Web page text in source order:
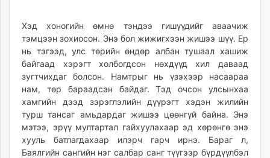
Хэд хоногийн өмнө тэндээ гишүүдийг аваачиж
тэмцээн зохиосон. Энэ бол жижигхээн жишээ шүү. Ер
нь тэгээд, улс төрийн өндөр албан тушаал хашиж
байгаад хэрэгт холбогдсон нөхдүүд хил даваад
зугтчихдаг болсон. Намтрыг нь үзэхээр насаараа
нам, төр бараадсан байдаг. Тэд очсон улсынхаа
хамгийн дээд зэрэглэлийн дүүрэгт хэдэн жилийн
турш тансаг амьдардаг жишээ цөөнгүй байна. Энэ
мэтээ, эрүү мултартал гайхуулахаар эд хөрөнгө энэ
хууль батлагдахаар илэрч гарч ирнэ. Бараг л,
Баялгийн сангийн нэг салбар санг түүгээр бүрдүүлбэл